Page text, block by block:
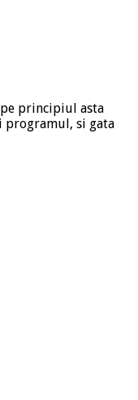
pe principiul asta
programul, si gata